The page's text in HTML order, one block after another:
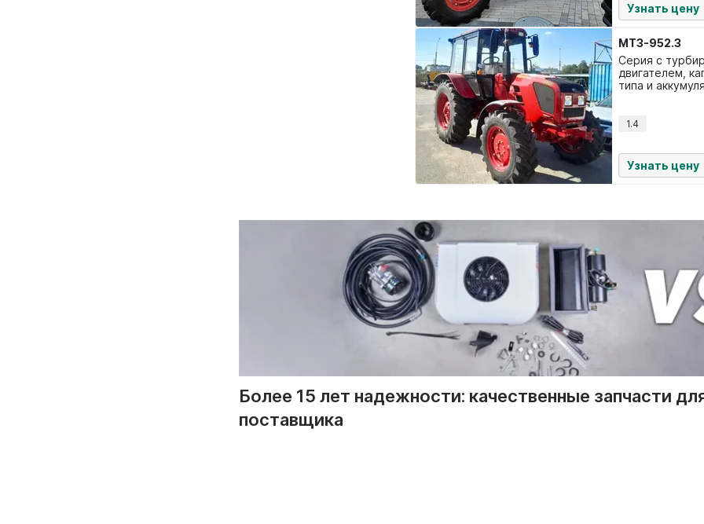
Узнать цену
МТЗ-952.3
Серия с
двигателем,
типа и
1.4
Узнать цену
Более 15 лет надежности: качественные запчасти
поставщика